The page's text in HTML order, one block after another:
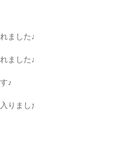
ました♪
ました♪
♪
りました♪